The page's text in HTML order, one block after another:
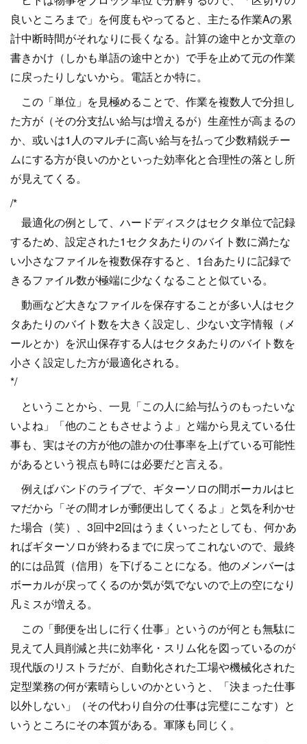
良いところまで」を何度もやってると、主たる作業Aの累
計中断時間がそれなりに長くなる。計算の途中とか文章の
書きかけ（しかも単語の途中とか）で手を止めて元の作業
に戻ったりしないから。電話とか特に。
この「単位」を見極めることで、作業を複数人で分担し
た方が（その分支払い給与は増えるが）生産性が高まるの
か、或いは1人のマルチに高い給与を払って少数精鋭チー
ムにする方が良いのかといった効率化と合理性の落とし所
が見えてくる。
/*
最適化の例として、ハードディスクはセクタ単位で記録
するため、設定された1セクタあたりのバイト数に満たな
い小さなファイルを複数保存すると、1台あたりに記録で
きるファイル数が極端に少なくなることと似ている。
動画など大きなファイルを保存することが多い人はセク
タあたりのバイト数を大きく設定し、少ない文字情報（メ
ールとか）を沢山保存する人はセクタあたりのバイト数を
小さく設定した方が最適化される。
*/
ということから、一見「この人に給与払うのもったいな
いよね」「他のこともさせようよ」と端から見えている仕
事も、実はその方が他の誰かの仕事率を上げている可能性
があるという視点も時には必要だと言える。
例えばバンドのライブで、ギターソロの間ボーカルはヒ
マだから「その間オレが郵便出してくるよ」と気を利かせ
た場合（笑）、3回中2回はうまくいったとしても、何かあ
ればギターソロが終わるまでに戻ってこれないので、最終
的には品質（信用）を下げることになる。他のメンバーは
ボーカルが戻ってくるのか気が気でないので上の空になり
凡ミスが増える。
この「郵便を出しに行く仕事」というのが何とも無駄に
見えて人員削減と共に効率化・スリム化を図っているのが
現代版のリストラだが、自動化された工場や機械化された
定型業務の何が素晴らしいのかというと、「決まった仕事
以外しない」（その代わり自分の仕事は完璧にこなす）と
いうところにその本質がある。軍隊も同じく。